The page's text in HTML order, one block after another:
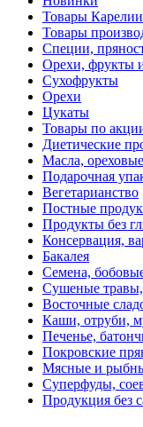
Товары Карелии
Товары
Специи,
Орехи, фрукты
Сухофрукты
Орехи
Цукаты
Товары по
Диетические
Масла,
Подарочная
Вегетарианство
Постные
Продукты без
Консервация,
Бакалея
Семена,
Сушеные
Восточные
Каши, отруби,
Печенье,
Покровские
Мясные и
Суперфуды,
Продукция без